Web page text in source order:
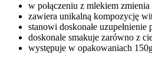
w połączeniu z mlekiem
zawiera unikalną kompozycję
stanowi doskonałe
doskonale smakuje zarówno z
występuje w opakowaniach